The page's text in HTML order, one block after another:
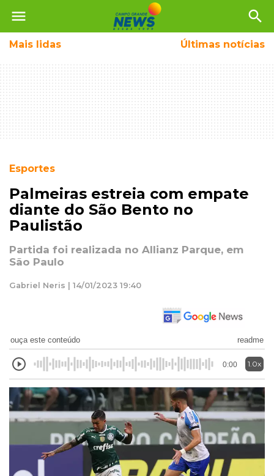
menu search
Mais lidas Últimas notícias
Esportes
Palmeiras estreia com empate
diante do São Bento no
Paulistão
Partida foi realizada no Allianz Parque, em
São Paulo
Gabriel Neris | 14/01/2023 19:40
ouça este conteúdo readme
0:00 1.0x